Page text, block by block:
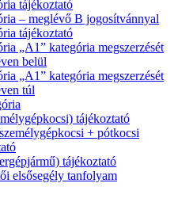
tájékoztató
– meglévő B jogosítvánnyal
tájékoztató
„A1” kategória megszerzését
belül
„A1” kategória megszerzését
túl
tájékoztató
+ pótkocsi
tájékoztató
elsősegély tanfolyam